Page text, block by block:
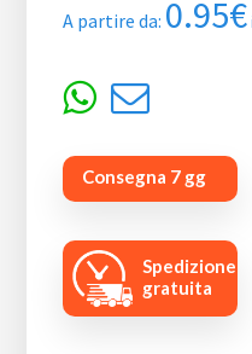
A partire da: 0.95€
Consegna 7 gg
Spedizione
gratuita